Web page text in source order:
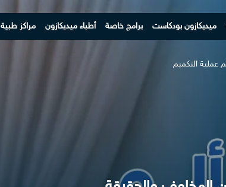
ميديكازون بودكاست برامج خاصة أطباء ميديكازون مراكز طبية
عملية التكميم